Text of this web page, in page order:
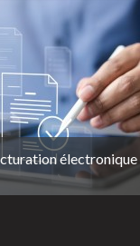
électronique